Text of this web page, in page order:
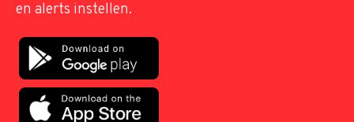
en alerts instellen.